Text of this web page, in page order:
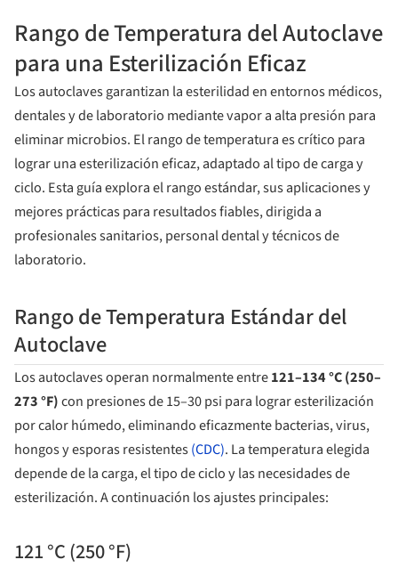
Rango de Temperatura del Autoclave
para una Esterilización Eficaz
Los autoclaves garantizan la esterilidad en entornos médicos,
dentales y de laboratorio mediante vapor a alta presión para
eliminar microbios. El rango de temperatura es crítico para
lograr una esterilización eficaz, adaptado al tipo de carga y
ciclo. Esta guía explora el rango estándar, sus aplicaciones y
mejores prácticas para resultados fiables, dirigida a
profesionales sanitarios, personal dental y técnicos de
laboratorio.
Rango de Temperatura Estándar del
Autoclave
Los autoclaves operan normalmente entre121–134 °C (250–
273 °F)con presiones de 15–30 psi para lograr esterilización
por calor húmedo, eliminando eficazmente bacterias, virus,
hongos y esporas resistentes(CDC). La temperatura elegida
depende de la carga, el tipo de ciclo y las necesidades de
esterilización. A continuación los ajustes principales:
121 °C (250 °F)